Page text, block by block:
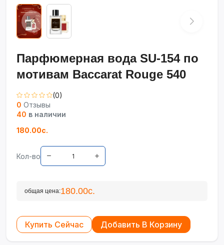
Парфюмерная вода SU-154 по
мотивам Baccarat Rouge 540
(0)
0 Отзывы
40 в наличии
180.00с.
Кол-во
общая цена:180.00с.
Купить Сейчас Добавить В Корзину